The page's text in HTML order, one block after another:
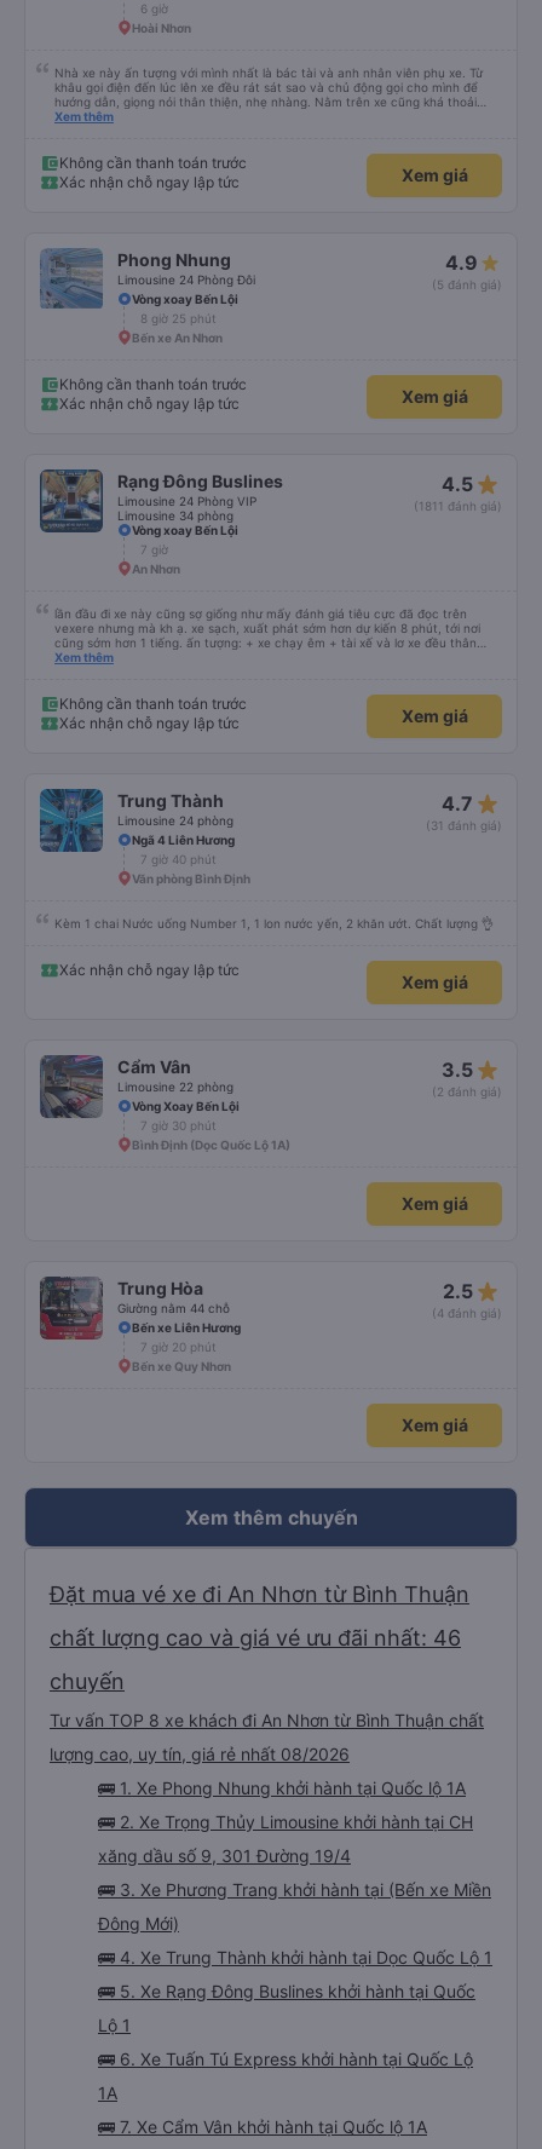
dừng xe thường xuyên theo lịch trình, đặc biệt là vì tôi dự định sẽ đi tuyến
đường này một lần nữa vào tuần tới.
6 giờ
Hoài Nhơn
Nhà xe này ấn tượng với mình nhất là bác tài và anh nhân viên phụ xe. Từ
khâu gọi điện đến lúc lên xe đều rát sát sao và chủ động gọi cho mình để
hướng dẫn, giọng nói thân thiện, nhẹ nhàng. Nằm trên xe cũng khá thoải
mái, chăn nệm nước suối đầy đủ. Chuyến xe của mình hầu hết là các cô bác
nhưng các anh hướng dẫn mình xuống ở đây không có ma nào dám chở đâu
( vì đây là địa bàn của thế lực xe ôm ngầm, dân chơi cỏ kẹo ke...) Và thế là
mình được chở xuống Ngã 3 thành , nơi sáng sủa an toàn hơn. Một Chuyến
Xem thêm
Không cần thanh toán trước
Xác nhận chỗ ngay lập tức
Xem giá
Phong Nhung
Limousine 24 Phòng Đôi
4.9
(5 đánh giá)
Vòng xoay Bến Lội
8 giờ 25 phút
Bến xe An Nhơn
Không cần thanh toán trước
Xác nhận chỗ ngay lập tức
Xem giá
Rạng Đông Buslines
Limousine 24 Phòng VIP
Limousine 34 phòng
4.5 star_rate
(1811 đánh giá)
Vòng xoay Bến Lội
7 giờ
An Nhơn
lần đầu đi xe này cũng sợ giống như mấy đánh giá tiêu cực đã đọc trên
vexere nhưng mà kh ạ. xe sạch, xuất phát sớm hơn dự kiến 8 phút, tới nơi
cũng sớm hơn 1 tiếng. ấn tượng: + xe chạy êm + tài xế và lơ xe đều thân
thiện dễ thương. thật ra cũng kh tiếp xúc nhiều+ lắm nhưng cá nhân mình
an sương, xe dừng đúng 3 lần (cả ăn tối) cho khách đi vệ sinh. cái hay ở đây
là khi gần tới chỗ ăn tối sẽ có loa thông báo, loa báo là dừng 30p nhưng thực
tế chỉ dừng khoảng 25p, chắc do khách đã lên đông đủ. tóm lại thì lần đầu đi
Xem thêm
Không cần thanh toán trước
Xác nhận chỗ ngay lập tức
Xem giá
Trung Thành
Limousine 24 phòng
4.7 star_rate
(31 đánh giá)
Ngã 4 Liên Hương
7 giờ 40 phút
Văn phòng Bình Định
Kèm 1 chai Nước uống Number 1, 1 lon nước yến, 2 khăn ướt. Chất lượng 👌
Xác nhận chỗ ngay lập tức
Xem giá
Cẩm Vân
Limousine 22 phòng
3.5 star_rate
(2 đánh giá)
Vòng Xoay Bến Lội
7 giờ 30 phút
Bình Định (Dọc Quốc Lộ 1A)
Xem giá
Trung Hòa
Giường nằm 44 chỗ
2.5 star_rate
(4 đánh giá)
Bến xe Liên Hương
7 giờ 20 phút
Bến xe Quy Nhơn
Xem giá
Xem thêm chuyến
Đặt mua vé xe đi An Nhơn từ Bình Thuận
chất lượng cao và giá vé ưu đãi nhất: 46
chuyến
Tư vấn TOP 8 xe khách đi An Nhơn từ Bình Thuận chất
lượng cao, uy tín, giá rẻ nhất 08/2026
🚌 1. Xe Phong Nhung khởi hành tại Quốc lộ 1A
🚌 2. Xe Trọng Thủy Limousine khởi hành tại CH
xăng dầu số 9, 301 Đường 19/4
🚌 3. Xe Phương Trang khởi hành tại (Bến xe Miền
Đông Mới)
🚌 4. Xe Trung Thành khởi hành tại Dọc Quốc Lộ 1
🚌 5. Xe Rạng Đông Buslines khởi hành tại Quốc
Lộ 1
🚌 6. Xe Tuấn Tú Express khởi hành tại Quốc Lộ
1A
🚌 7. Xe Cẩm Vân khởi hành tại Quốc lộ 1A